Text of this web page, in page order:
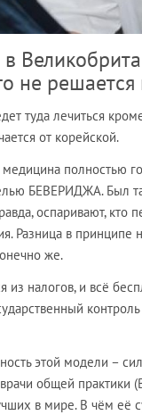
не
туда лечиться
от корейской.
полностью
БЕВЕРИДЖА. Был
оспаривают,
Разница в
же.
из налогов, и всё
этой модели –
общей практики
в мире. В чём её